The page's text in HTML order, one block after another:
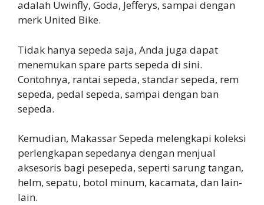
adalah Uwinfly, Goda, Jefferys, sampai dengan
merk United Bike.
Tidak hanya sepeda saja, Anda juga dapat
menemukan spare parts sepeda di sini.
Contohnya, rantai sepeda, standar sepeda, rem
sepeda, pedal sepeda, sampai dengan ban
sepeda.
Kemudian, Makassar Sepeda melengkapi koleksi
perlengkapan sepedanya dengan menjual
aksesoris bagi pesepeda, seperti sarung tangan,
helm, sepatu, botol minum, kacamata, dan lain-
lain.